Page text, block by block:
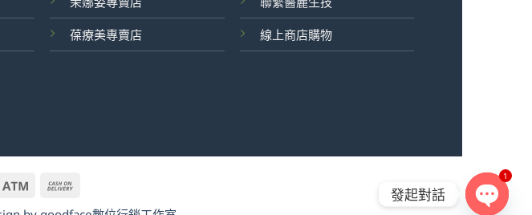
葆療美專賣店 線上商店購物
Atm
發起對話
1